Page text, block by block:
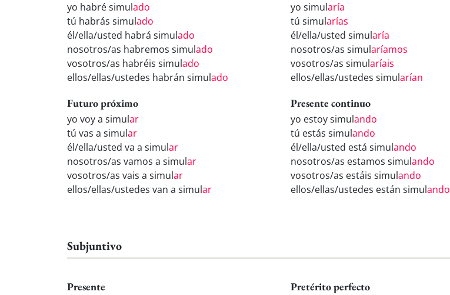
yo habré simulado
tú habrás simulado
él/ella/usted habrá simulado
nosotros/as habremos simulado
vosotros/as habréis simulado
ellos/ellas/ustedes habrán simulado
yo simularía
tú simularías
él/ella/usted simularía
nosotros/as simularíamos
vosotros/as simularíais
ellos/ellas/ustedes simularían
Futuro próximo
yo voy a simular
tú vas a simular
él/ella/usted va a simular
nosotros/as vamos a simular
vosotros/as vais a simular
ellos/ellas/ustedes van a simular
Presente continuo
yo estoy simulando
tú estás simulando
él/ella/usted está simulando
nosotros/as estamos simulando
vosotros/as estáis simulando
ellos/ellas/ustedes están simulando
Subjuntivo
Presente Pretérito perfecto